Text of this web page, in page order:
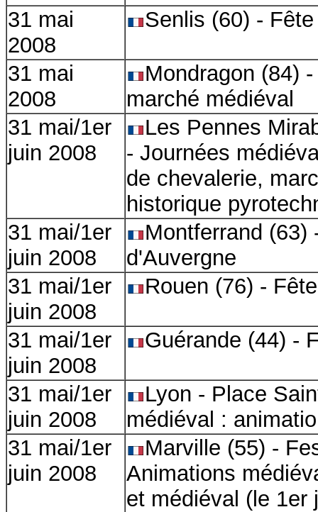
31 mai
2008
Senlis (60) -
31 mai
2008
Mondragon (84)
marché médiéval
31 mai/1er
juin 2008
Les Pennes
- Journées
de chevalerie,
historique
31 mai/1er
juin 2008
Montferrand (63)
d'Auvergne
31 mai/1er
juin 2008
Rouen (76) -
31 mai/1er
juin 2008
Guérande (44) -
31 mai/1er
juin 2008
Lyon - Place
médiéval :
31 mai/1er
juin 2008
Marville (55) -
Animations
et médiéval (le 1er